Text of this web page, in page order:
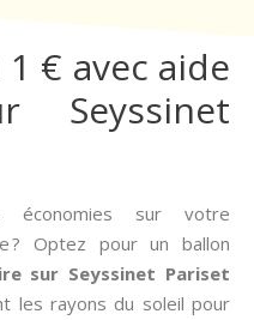
€ avec aide
Seyssinet
économies sur votre
? Optez pour un ballon
sur Seyssinet Pariset
les rayons du soleil pour